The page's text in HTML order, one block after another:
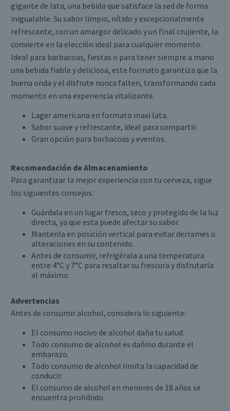
gigante de lata, una bebida que satisface la sed de forma
inigualable. Su sabor limpio, nítido y excepcionalmente
refrescante, con un amargor delicado y un final crujiente, la
convierte en la elección ideal para cualquier momento.
Ideal para barbacoas, fiestas o para tener siempre a mano
una bebida fiable y deliciosa, este formato garantiza que la
buena onda y el disfrute nunca falten, transformando cada
momento en una experiencia vitalizante.
Lager americana en formato maxi lata.
Sabor suave y refrescante, ideal para compartir.
Gran opción para barbacoas y eventos.
Recomendación de Almacenamiento
Para garantizar la mejor experiencia con tu cerveza, sigue
los siguientes consejos:
Guárdala en un lugar fresco, seco y protegido de la luz
directa, ya que esta puede afectar su sabor.
Mantenla en posición vertical para evitar derrames o
alteraciones en su contenido.
Antes de consumir, refrigérala a una temperatura
entre 4°C y 7°C para resaltar su frescura y disfrutarla
al máximo.
Advertencias
Antes de consumir alcohol, considera lo siguiente:
El consumo nocivo de alcohol daña tu salud.
Todo consumo de alcohol es dañino durante el
embarazo.
Todo consumo de alcohol limita la capacidad de
conducir.
El consumo de alcohol en menores de 18 años se
encuentra prohibido.